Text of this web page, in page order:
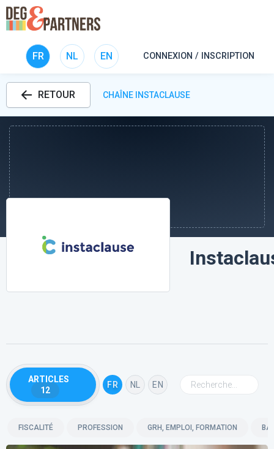
FR NL EN CONNEXION / INSCRIPTION
RETOUR CHAÎNE INSTACLAUSE
ARTICLES
12
FR NL EN
FISCALITÉ PROFESSION GRH, EMPLOI, FORMATION